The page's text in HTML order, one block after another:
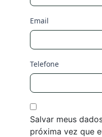
Email
Telefone
Salvar meus
próxima vez que